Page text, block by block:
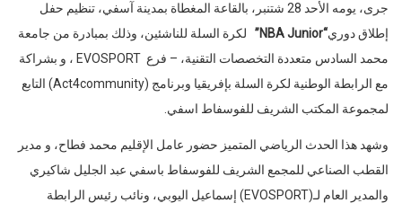
جرى، يومه الأحد 28 شتنبر، بالقاعة المغطاة بمدينة آسفي، تنظيم حفل
إطلاق دوري“NBA
Junior”
لكرة السلة للناشئين، وذلك بمبادرة من جامعة
محمد السادس متعددة التخصصات التقنية، – فرع EVOSPORT ، و بشراكة
مع الرابطة الوطنية لكرة السلة بإفريقيا وبرنامج (Act4community) التابع
لمجموعة المكتب الشريف للفوسفاط اسفي.
وشهد هذا الحدث الرياضي المتميز حضور عامل الإقليم محمد فطاح، و مدير
القطب الصناعي للمجمع الشريف للفوسفاط باسفي عبد الجليل شاكيري
والمدير العام لـ(EVOSPORT) إسماعيل اليوبي، ونائب رئيس الرابطة